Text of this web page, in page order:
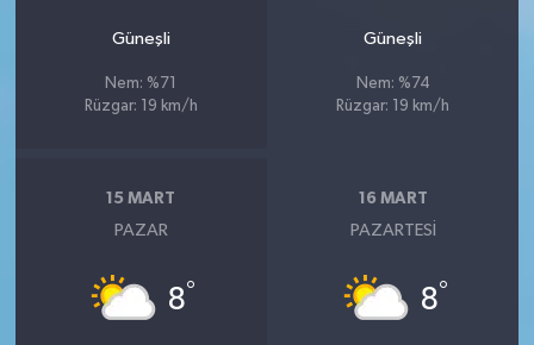
Güneşli
Nem: %71
Rüzgar: 19 km/h
Güneşli
Nem: %74
Rüzgar: 19 km/h
15 MART
PAZAR
8°
16 MART
PAZARTESI
8°